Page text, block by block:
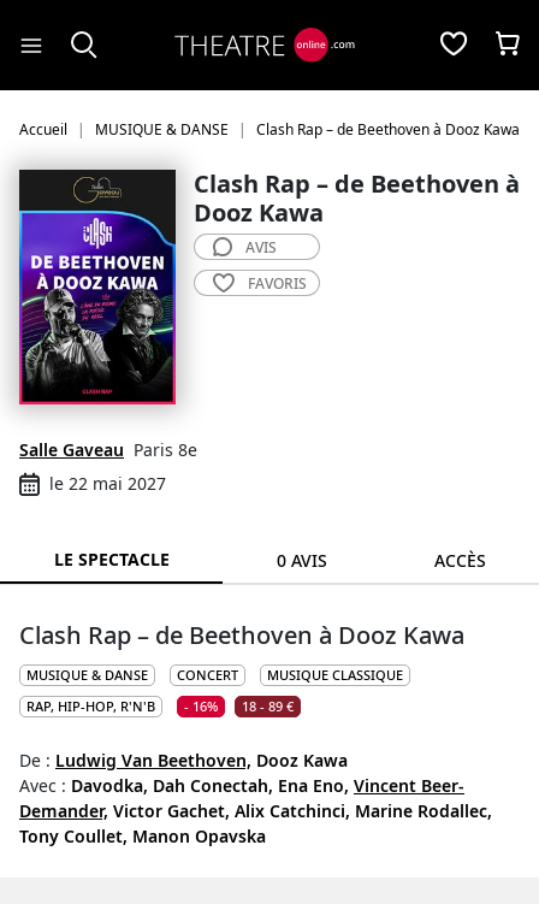
Accueil MUSIQUE & DANSE Clash Rap – de Beethoven à Dooz Kawa
Clash Rap – de Beethoven à
Dooz Kawa
Salle Gaveau Paris 8e
le 22 mai 2027
AVIS
FAVORIS
LE SPECTACLE 0 AVIS ACCÈS
Clash Rap – de Beethoven à Dooz Kawa
MUSIQUE & DANSE CONCERT
MUSIQUE CLASSIQUE
RAP, HIP-HOP, R'N'B
- 16% 18 - 89 €
De : Ludwig Van Beethoven, Dooz Kawa
Avec : Davodka, Dah Conectah, Ena Eno, Vincent Beer-
Demander, Victor Gachet, Alix Catchinci, Marine Rodallec,
Tony Coullet, Manon Opavska